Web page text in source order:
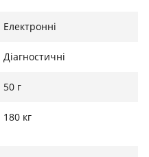
масу, рівень
підхід дозволяє
тренувань.
Електронні
Діагностичні
50 г
180 кг